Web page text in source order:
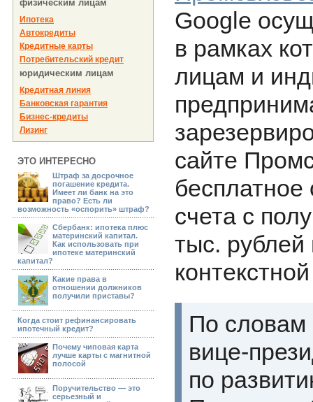
физическим лицам
Ипотека
Автокредиты
Кредитные карты
Потребительский кредит
юридическим лицам
Кредитная линия
Банковская гарантия
Бизнес-кредиты
Лизинг
ЭТО ИНТЕРЕСНО
Штраф за досрочное
погашение кредита.
Имеет ли банк на это
право? Есть ли
возможность «оспорить» штраф?
Сбербанк: ипотека плюс
материнский капитал.
Как использовать при
ипотеке материнский
капитал?
Какие права в
отношении должников
получили приставы?
Когда стоит рефинансировать
ипотечный кредит?
Почему чиповая карта
лучше карты с магнитной
полосой
Поручительство — это
серьезный и
Google
в рамках
лицам и
сайте
бесплатное
счета с
тыс. рублей
По словам
вице-
по